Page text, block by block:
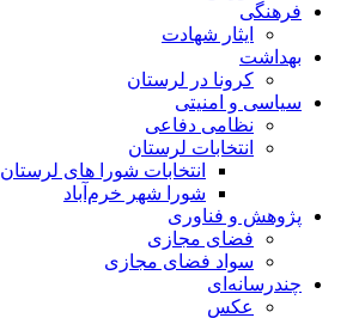
فرهنگی
ایثار شهادت
بهداشت
کرونا در لرستان
سیاسی و امنیتی
نظامی دفاعی
انتخابات لرستان
انتخابات شورا های لرستان
شورا شهر خرم‌آباد
پژوهش و فناوری
فضای مجازی
سواد فضای مجازی
چندرسانه‌ای
عكس